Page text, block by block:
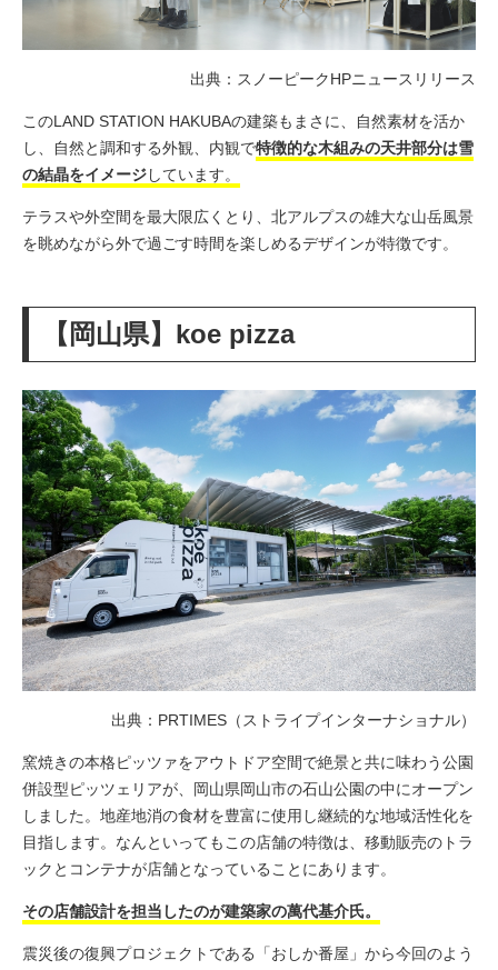
出典：スノーピークHPニュースリリース
このLAND STATION HAKUBAの建築もまさに、自然素材を活か
し、自然と調和する外観、内観で特徴的な木組みの天井部分は雪
の結晶をイメージしています。
テラスや外空間を最大限広くとり、 北アルプスの雄大な山岳風景
を眺めながら外で過ごす時間を楽しめるデザインが特徴です。
【岡山県】koe pizza
出典：PRTIMES（ストライプインターナショナル）
窯焼きの本格ピッツァをアウトドア空間で絶景と共に味わう公園
併設型ピッツェリアが、岡山県岡山市の石山公園の中にオープン
しました。地産地消の食材を豊富に使用し継続的な地域活性化を
目指します。なんといってもこの店舗の特徴は、移動販売のトラ
ックとコンテナが店舗となっていることにあります。
その店舗設計を担当したのが建築家の萬代基介氏。
震災後の復興プロジェクトである「おしか番屋」から今回のよう